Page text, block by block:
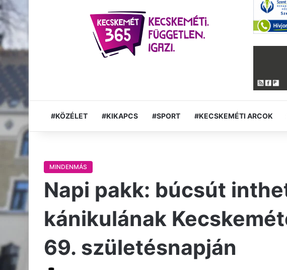
#KÖZÉLET #KIKAPCS #SPORT #KECSKEMÉTI ARCOK
MINDENMÁS
Napi pakk: búcsút
kánikulának
69. születésnapján